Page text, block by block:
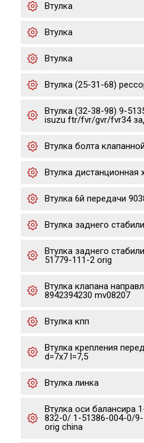
Втулка
Втулка
Втулка
Втулка (25-31-68)
Втулка (32-38-98) 9-
isuzu ftr/fvr/gvr/fvr34
Втулка болта
Втулка дистанционная
Втулка 6й передачи
Втулка заднего
Втулка заднего
51779-111-2 orig
Втулка клапана
8942394230 mv08207
Втулка кпп
Втулка крепления
d=7x7 l=7,5
Втулка линка
Втулка оси балансира
832-0/ 1-51386-004-0/
orig china